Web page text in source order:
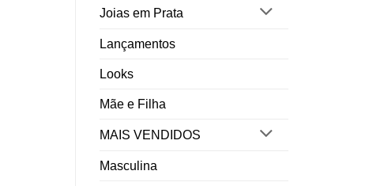
Joias em Prata
Lançamentos
Looks
Mãe e Filha
MAIS VENDIDOS
Masculina